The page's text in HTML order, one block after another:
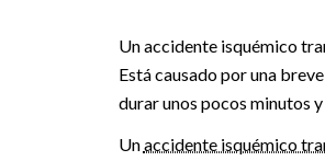
Un accidente isquémico
Está causado por una
durar unos pocos minutos
Unaccidente isquémico